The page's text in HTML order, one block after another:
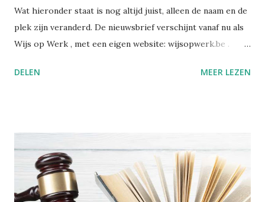
Wat hieronder staat is nog altijd juist, alleen de naam en de
plek zijn veranderd. De nieuwsbrief verschijnt vanaf nu als
Wijs op Werk , met een eigen website: wijsopwerk.be .
gaat: welzijn, preventie, verzuim- en re-integratiebeleid,
rechtstreeks: wijsopwerk.be/nieuwsbrief . -- Juli 2025
Sinds kort heb ik op LinkedIn een nieuwsbrief gelanceerd:
Wegwijs in welzijn. Daarin bundel ik wekelijks de artikels
DELEN MEER LEZEN